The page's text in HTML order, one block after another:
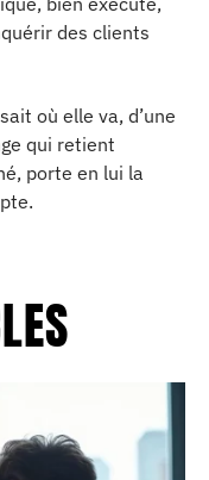
des clients
où elle va, d’une
qui retient
porte en lui la